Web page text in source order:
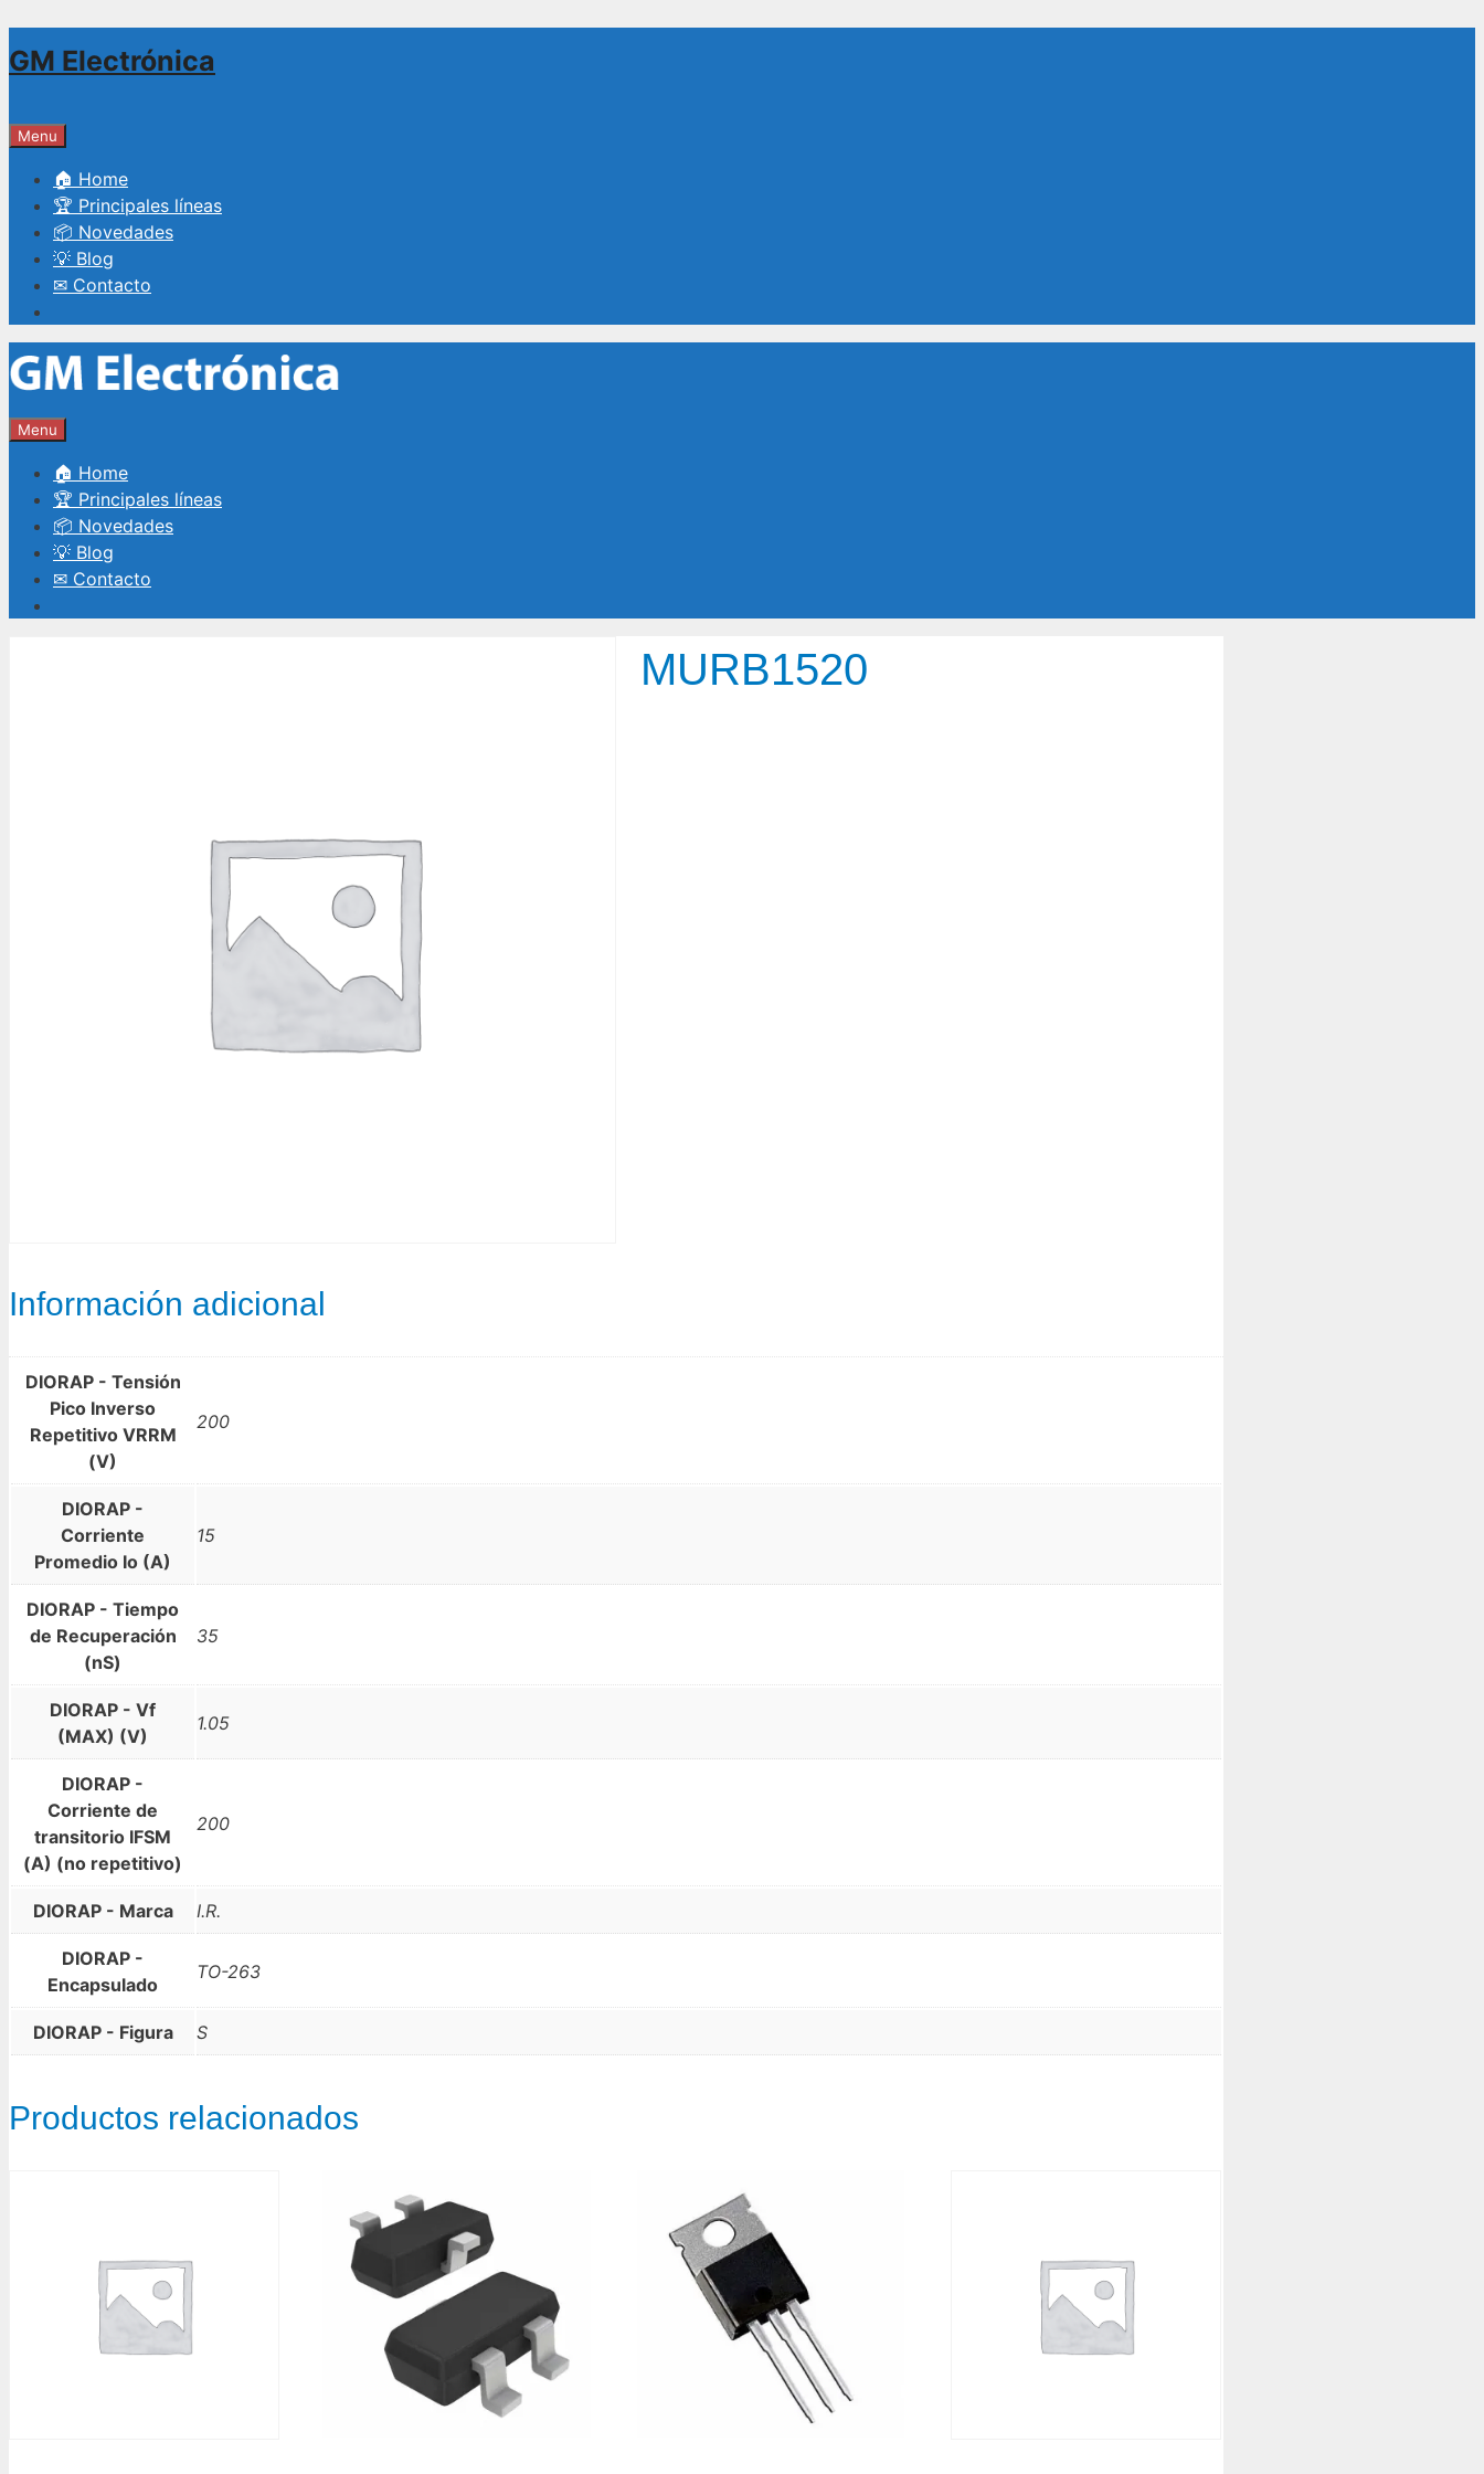
al
GM Electrónica
Menu
🏠 Home
🏆 Principales líneas
📦 Novedades
💡 Blog
✉ Contacto
Menu
🏠 Home
🏆 Principales líneas
📦 Novedades
💡 Blog
✉ Contacto
MURB1520
Información adicional
DIORAP - Tensión
Pico Inverso
Repetitivo VRRM
(V)
200
DIORAP -
Corriente
Promedio Io (A)
15
DIORAP - Tiempo
de Recuperación
(nS)
35
DIORAP - Vf
(MAX) (V)
1.05
DIORAP -
Corriente de
transitorio IFSM
(A) (no repetitivo)
200
DIORAP - Marca I.R.
DIORAP -
Encapsulado
TO-263
DIORAP - Figura S
Productos relacionados